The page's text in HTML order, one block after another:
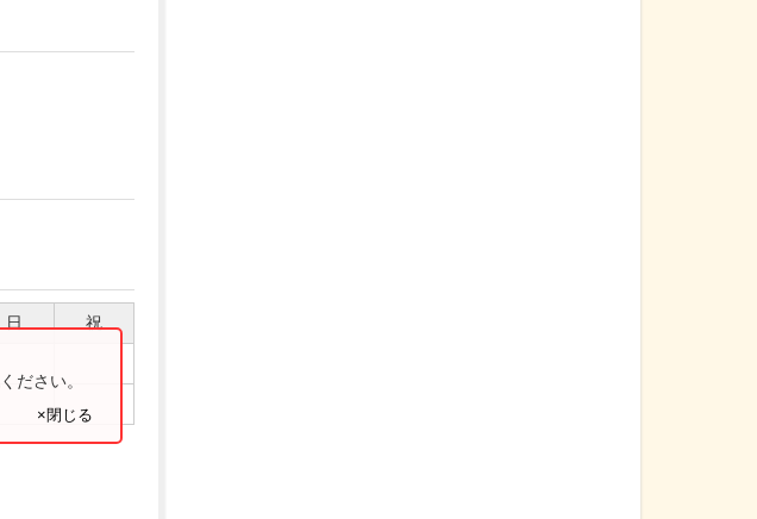
日 祝
ださい。
×閉じる